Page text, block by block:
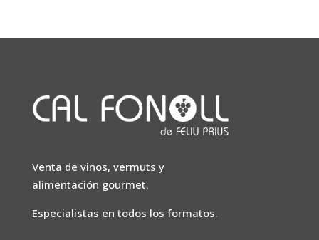
Venta de vinos, vermuts y
alimentación gourmet.
Especialistas en todos los formatos.